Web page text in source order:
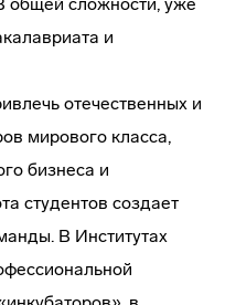
и
отечественных и
мирового класса,
бизнеса и
студентов создает
В Институтах